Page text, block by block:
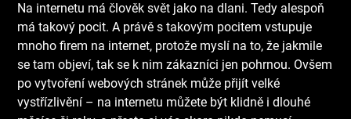
Na internetu má člověk svět jako na dlani. Tedy alespoň
má takový pocit. A právě s takovým pocitem vstupuje
mnoho firem na internet, protože myslí na to, že jakmile
se tam objeví, tak se k nim zákazníci jen pohrnou. Ovšem
po vytvoření webových stránek může přijít velké
vystřízlivění – na internetu můžete být klidně i dlouhé